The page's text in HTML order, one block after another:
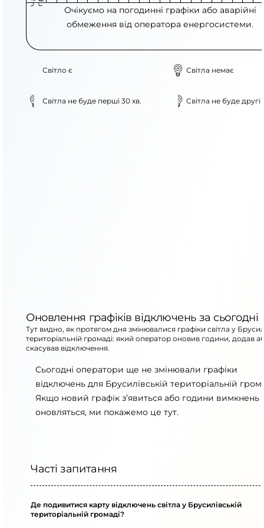
Очікуємо на погодинні графіки або аварійні
обмеження від оператора енергосистеми.
Світло є Світла немає
Світла не буде перші 30 хв. Світла не буде другі
Оновлення графіків відключень за сьогодні
Тут видно, як протягом дня змінювалися графіки світла у
територіальній громаді: який оператор оновив години, додав
скасував відключення.
Сьогодні оператори ще не змінювали графіки
відключень для Брусилівській територіальній
Якщо новий графік з’явиться або години вимкнень
оновляться, ми покажемо це тут.
Часті запитання
Де подивитися карту відключень світла у Брусилівській
територіальній громаді?